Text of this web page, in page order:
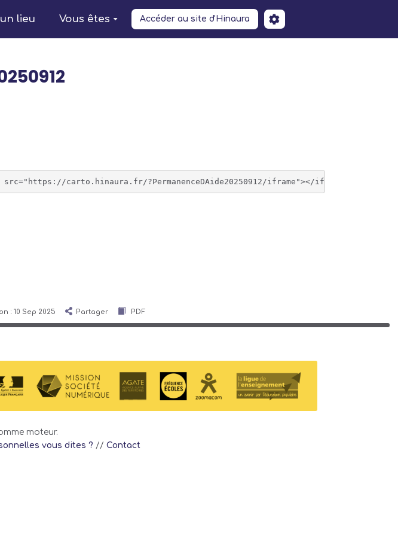
lieu Vous êtes Accéder au site d'Hinaura
: 10 Sep 2025 Partager PDF
moteur.
vous dites ? // Contact